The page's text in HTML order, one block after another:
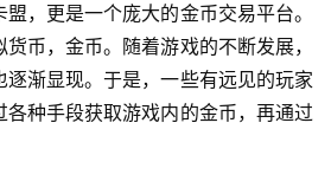
，更是一个庞大的金币交易平台。
币，金币。随着游戏的不断发展，
渐显现。于是，一些有远见的玩家
种手段获取游戏内的金币，再通过